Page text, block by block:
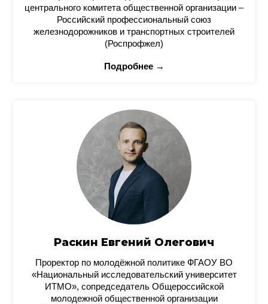
центрального комитета общественной организации –
Российский профессиональный союз
железнодорожников и транспортных строителей
(Роспрофжел)
Подробнее →
Раскин Евгений Олегович
Проректор по молодёжной политике ФГАОУ ВО
«Национальный исследовательский университет
ИТМО», сопредседатель Общероссийской
молодежной общественной организации